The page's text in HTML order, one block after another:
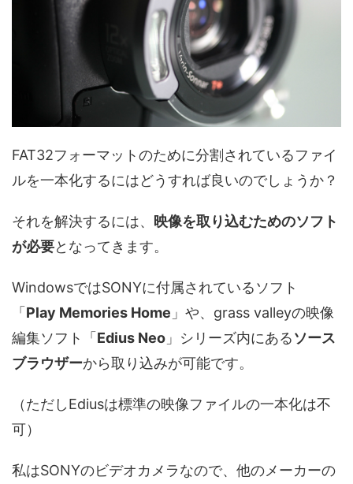
FAT32フォーマットのために分割されているファイ
ルを一本化するにはどうすれば良いのでしょうか？
それを解決するには、 映像を取り込むためのソフト
が必要となってきます。
WindowsではSONYに付属されているソフト
「 Play Memories Home 」や、grass valleyの映像
編集ソフト「 Edius Neo 」シリーズ内にあるソース
ブラウザーから取り込みが可能です。
（ただしEdiusは標準の映像ファイルの一本化は不
可）
私はSONYのビデオカメラなので、他のメーカーの